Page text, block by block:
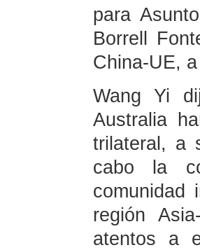
para
Borrell
China-UE,
Wang Yi
Australia
trilateral, a
cabo la
comunidad
región
atentos a